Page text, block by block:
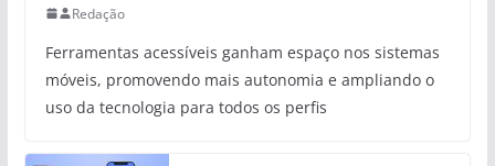
Redação
Ferramentas acessíveis ganham espaço nos sistemas
móveis, promovendo mais autonomia e ampliando o
uso da tecnologia para todos os perfis